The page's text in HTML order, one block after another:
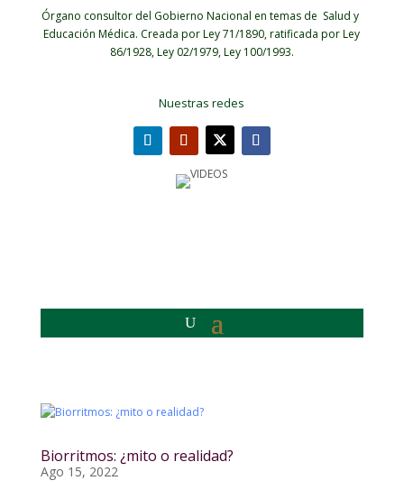
Órgano consultor del Gobierno Nacional en temas de Salud y
Educación Médica. Creada por Ley 71/1890, ratificada por Ley
86/1928, Ley 02/1979, Ley 100/1993.
Nuestras redes
Biorritmos: ¿mito o realidad?
Ago 15, 2022